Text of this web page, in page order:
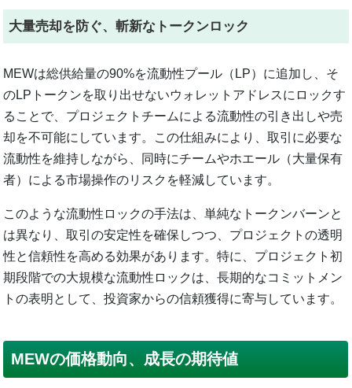
大量売却を防ぐ、斬新なトークンロック
MEWは総供給量の90%を流動性プール（LP）に追加し、そ
のLPトークンを取り出せないウォレットアドレスにロックす
ることで、プロジェクトチームによる流動性の引き出しや売
却を不可能にしています。この仕組みにより、取引に必要な
流動性を維持しながら、同時にチームやホエール（大量保有
者）による市場操作のリスクを軽減しています。
このような流動性ロックの手法は、単純なトークンバーンと
は異なり、取引の安定性を確保しつつ、プロジェクトの透明
性と信頼性を高める効果があります。特に、プロジェクト初
期段階での大規模な流動性ロックは、長期的なコミットメン
トの表明として、投資家からの信頼獲得に寄与しています。
MEWの価格動向、成長の期待値